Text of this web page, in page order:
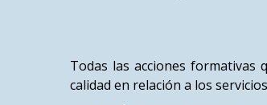
Todas las acciones formativas
calidad en relación a los